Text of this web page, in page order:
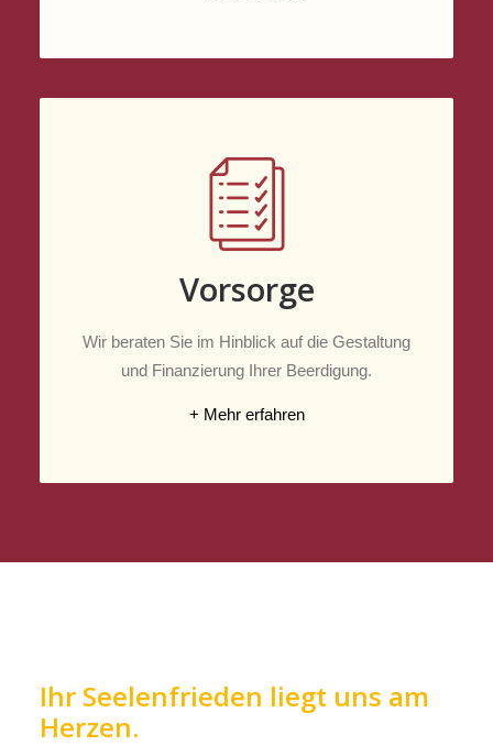
Vorsorge
Wir beraten Sie im Hinblick auf die Gestaltung
und Finanzierung Ihrer Beerdigung.
+ Mehr erfahren
Ihr Seelenfrieden liegt uns am
Herzen.